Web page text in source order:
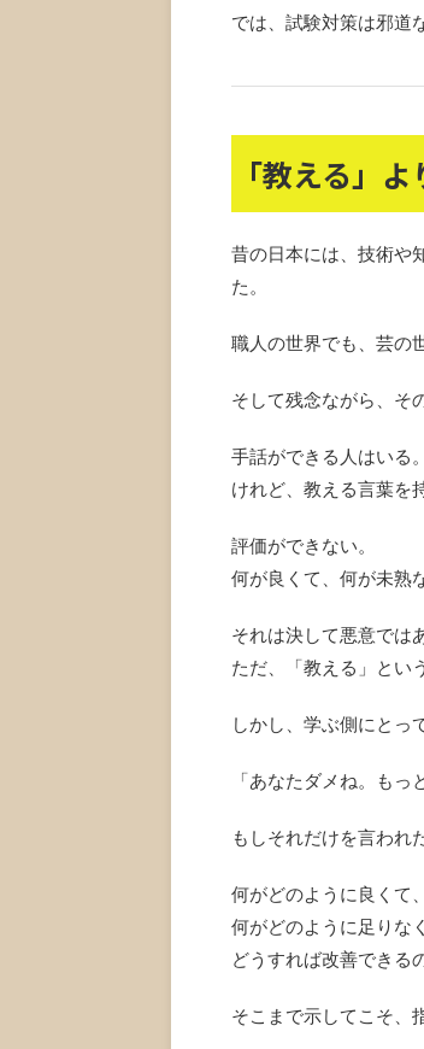
では、試験対策は邪道
「教える」
昔の日本には、技術や
た。
職人の世界でも、芸の
そして残念ながら、そ
手話ができる人はいる。
けれど、教える言葉を
評価ができない。
何が良くて、何が未熟
それは決して悪意では
ただ、「教える」とい
しかし、学ぶ側にとっ
「あなたダメね。もっ
もしそれだけを言われ
何がどのように良くて、
何がどのように足りな
どうすれば改善できる
そこまで示してこそ、